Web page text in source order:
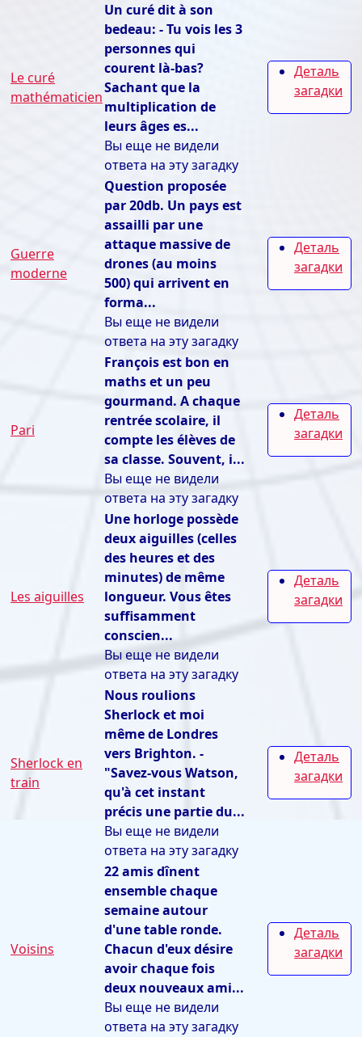
Le curé
mathématicien
Un curé dit à son
bedeau: - Tu vois les 3
personnes qui
courent là-bas?
Sachant que la
multiplication de
leurs âges es...
Вы еще не видели
ответа на эту загадку
Деталь
загадки
Guerre
moderne
Question proposée
par 20db. Un pays est
assailli par une
attaque massive de
drones (au moins
500) qui arrivent en
forma...
Вы еще не видели
ответа на эту загадку
Деталь
загадки
Pari
François est bon en
maths et un peu
gourmand. A chaque
rentrée scolaire, il
compte les élèves de
sa classe. Souvent, i...
Вы еще не видели
ответа на эту загадку
Деталь
загадки
Les aiguilles
Une horloge possède
deux aiguilles (celles
des heures et des
minutes) de même
longueur. Vous êtes
suffisamment
conscien...
Вы еще не видели
ответа на эту загадку
Деталь
загадки
Sherlock en
train
Nous roulions
Sherlock et moi
même de Londres
vers Brighton. -
"Savez-vous Watson,
qu'à cet instant
précis une partie du...
Вы еще не видели
ответа на эту загадку
Деталь
загадки
Voisins
22 amis dînent
ensemble chaque
semaine autour
d'une table ronde.
Chacun d'eux désire
avoir chaque fois
deux nouveaux ami...
Вы еще не видели
ответа на эту загадку
Деталь
загадки